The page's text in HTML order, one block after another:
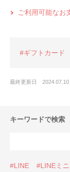
ご利用可能なお
#ギフトカード
最終更新日 2024.07.10
キーワードで検索
#LINE #LINEミ